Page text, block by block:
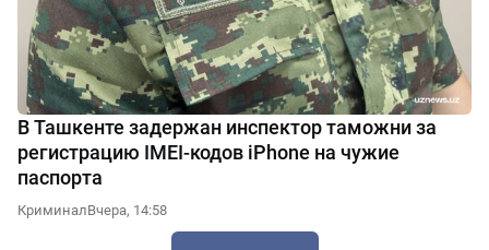
В Ташкенте задержан инспектор таможни за
регистрацию IMEI-кодов iPhone на чужие
паспорта
КриминалВчера, 14:58